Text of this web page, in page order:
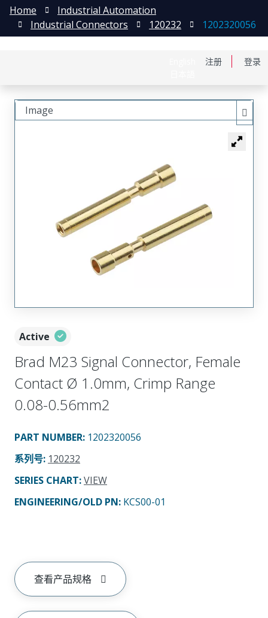
注册 登录
Home
Industrial Automation
Industrial Connectors
120232 1202320056
Active
Brad M23 Signal Connector, Female
Contact Ø 1.0mm, Crimp Range
0.08-0.56mm2
PART NUMBER: 1202320056
系列号: 120232
SERIES CHART:VIEW
ENGINEERING/OLD PN: KCS00-01
查看产品规格
Image